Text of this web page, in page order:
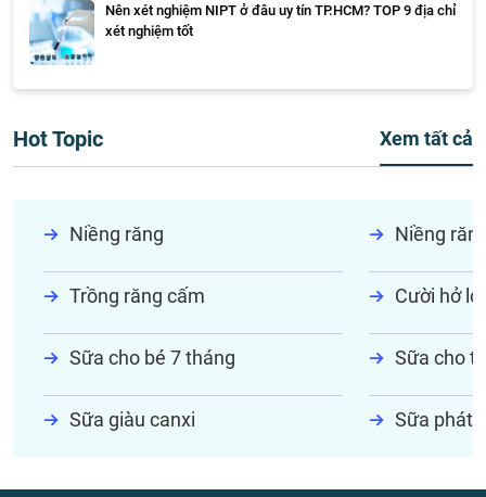
Nên xét nghiệm NIPT ở đâu uy tín TP.HCM? TOP 9 địa chỉ
xét nghiệm tốt
Hot Topic Xem tất cả
Niềng răng Niềng
Trồng răng cấm Cười hở lợi
Sữa cho bé 7 tháng Sữa cho
Sữa giàu canxi Sữa phát